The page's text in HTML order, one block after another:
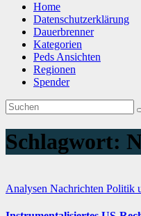
Home
Datenschutzerklärung
Dauerbrenner
Kategorien
Peds Ansichten
Regionen
Spender
Schlagwort:
Analysen Nachrichten Politik